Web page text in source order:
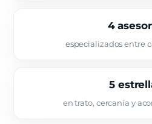
4
especializados entre
5
en trato, cercanía y